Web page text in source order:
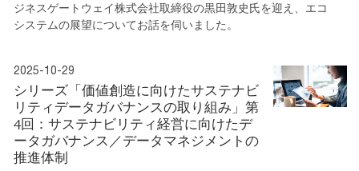
ジネスゲートウェイ株式会社取締役の黒田敦史氏を迎え、エコ
システムの展望についてお話を伺いました。
2025-10-29
シリーズ「価値創造に向けたサステナビ
リティデータガバナンスの取り組み」第
4回：サステナビリティ経営に向けたデ
ータガバナンス／データマネジメントの
推進体制